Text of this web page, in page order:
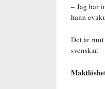
– Jag har
hann
Det är
svenskar.
Maktlöshe